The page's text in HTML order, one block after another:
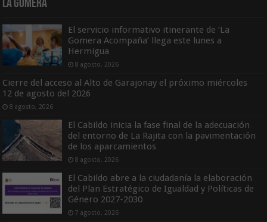
La Gomera
El servicio informativo itinerante de ‘La
Gomera Acompaña’ llega este lunes a
Hermigua
8 agosto, 2026
Cierre del acceso al Alto de Garajonay el próximo miércoles
12 de agosto del 2026
8 agosto, 2026
El Cabildo inicia la fase final de la adecuación
del entorno de La Rajita con la pavimentación
de los aparcamientos
8 agosto, 2026
El Cabildo abre a la ciudadanía la elaboración
del Plan Estratégico de Igualdad y Políticas de
Género 2027-2030
7 agosto, 2026